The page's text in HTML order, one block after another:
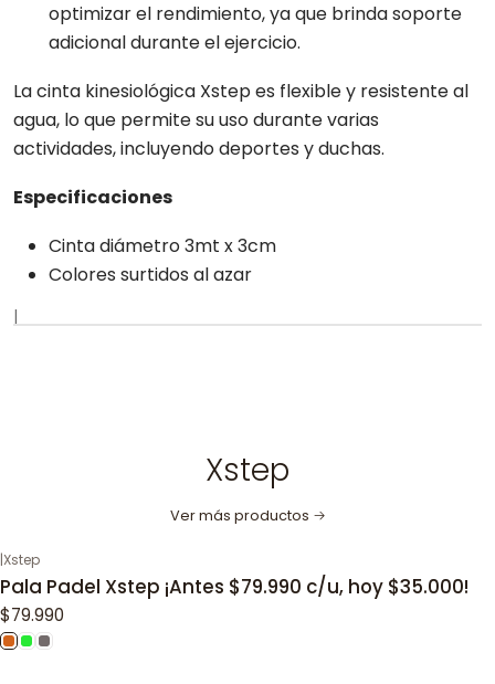
optimizar el rendimiento, ya que brinda soporte
adicional durante el ejercicio.
La cinta kinesiológica Xstep es flexible y resistente al
agua, lo que permite su uso durante varias
actividades, incluyendo deportes y duchas.
Especificaciones
Cinta diámetro 3mt x 3cm
Colores surtidos al azar
|
Xstep
Ver más productos
|Xstep
Pala Padel Xstep ¡Antes $79.990 c/u, hoy $35.000!
$79.990